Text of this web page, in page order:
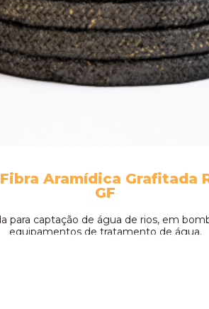
Aramídica Grafitada
GF
para captação de água de rios, em
equipamentos de tratamento de água.